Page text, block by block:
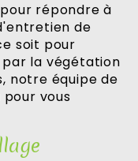
répondre à
de
soit pour
la végétation
notre équipe de
vous